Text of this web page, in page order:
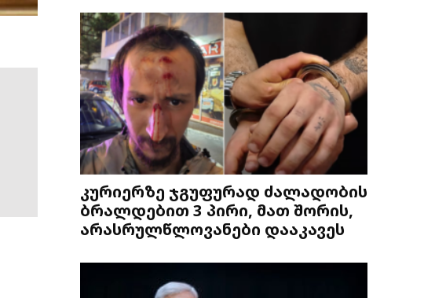
კურიერზე ჯგუფურად ძალადობის
ბრალდებით 3 პირი, მათ შორის,
არასრულწლოვანები დააკავეს